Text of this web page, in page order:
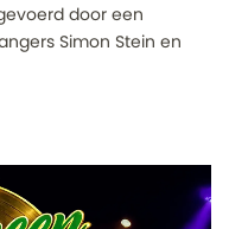
door een
Simon Stein en